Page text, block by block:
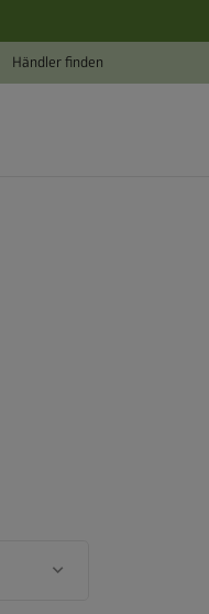
Händler finden
keyboard_arrow_down